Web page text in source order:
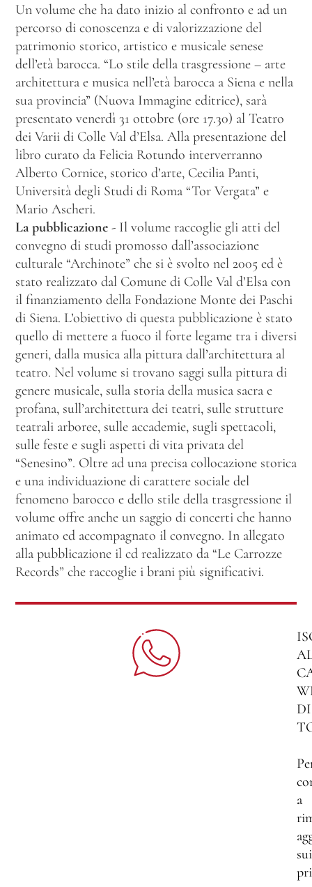
Un volume che ha dato inizio al confronto e ad un
percorso di conoscenza e di valorizzazione del
patrimonio storico, artistico e musicale senese
dell’età barocca. “Lo stile della trasgressione – arte
architettura e musica nell’età barocca a Siena e nella
sua provincia” (Nuova Immagine editrice), sarà
presentato venerdì 31 ottobre (ore 17.30) al Teatro
dei Varii di Colle Val d’Elsa. Alla presentazione del
libro curato da Felicia Rotundo interverranno
Alberto Cornice, storico d’arte, Cecilia Panti,
Università degli Studi di Roma “Tor Vergata” e
Mario Ascheri.
La pubblicazione - Il volume raccoglie gli atti del
convegno di studi promosso dall’associazione
culturale “Archinote” che si è svolto nel 2005 ed è
stato realizzato dal Comune di Colle Val d’Elsa con
il finanziamento della Fondazione Monte dei Paschi
di Siena. L’obiettivo di questa pubblicazione è stato
quello di mettere a fuoco il forte legame tra i diversi
generi, dalla musica alla pittura dall’architettura al
teatro. Nel volume si trovano saggi sulla pittura di
genere musicale, sulla storia della musica sacra e
profana, sull’architettura dei teatri, sulle strutture
teatrali arboree, sulle accademie, sugli spettacoli,
sulle feste e sugli aspetti di vita privata del
“Senesino”. Oltre ad una precisa collocazione storica
e una individuazione di carattere sociale del
fenomeno barocco e dello stile della trasgressione il
volume offre anche un saggio di concerti che hanno
animato ed accompagnato il convegno. In allegato
alla pubblicazione il cd realizzato da “Le Carrozze
Records” che raccoglie i brani più significativi.
DI
a
sui